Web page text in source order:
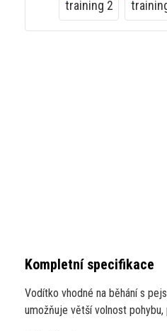
Kompletní specifikace
Vodítko vhodné na běhání s
umožňuje větší volnost